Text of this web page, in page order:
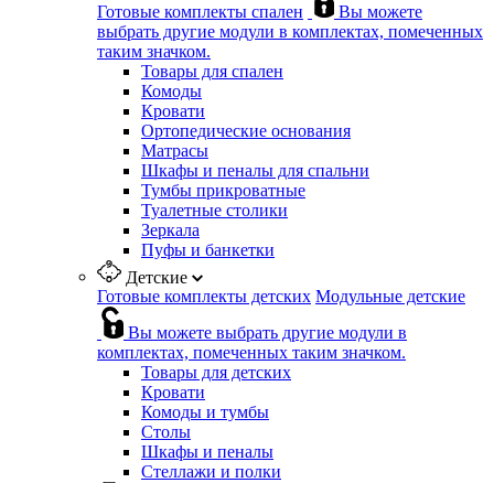
Готовые комплекты спален
Вы можете
выбрать другие модули в комплектах, помеченных
таким значком.
Товары для спален
Комоды
Кровати
Ортопедические основания
Матрасы
Шкафы и пеналы для спальни
Тумбы прикроватные
Туалетные столики
Зеркала
Пуфы и банкетки
Детские
Готовые комплекты детских Модульные детские
Вы можете выбрать другие модули в
комплектах, помеченных таким значком.
Товары для детских
Кровати
Комоды и тумбы
Столы
Шкафы и пеналы
Стеллажи и полки